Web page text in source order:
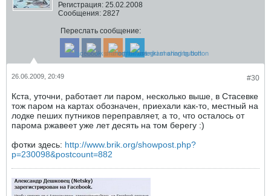
Регистрация: 25.02.2008
Сообщения: 2827
Переслать сообщение:
#30
26.06.2009, 20:49
Кста, уточни, работает ли паром, несколько выше, в Стасевке
тож паром на картах обозначен, приехали как-то, местный на
лодке пеших путников переправляет, а то, что осталось от
парома ржавеет уже лет десять на том берегу :)
фотки здесь: http://www.brik.org/showpost.php?
p=230098&postcount=882